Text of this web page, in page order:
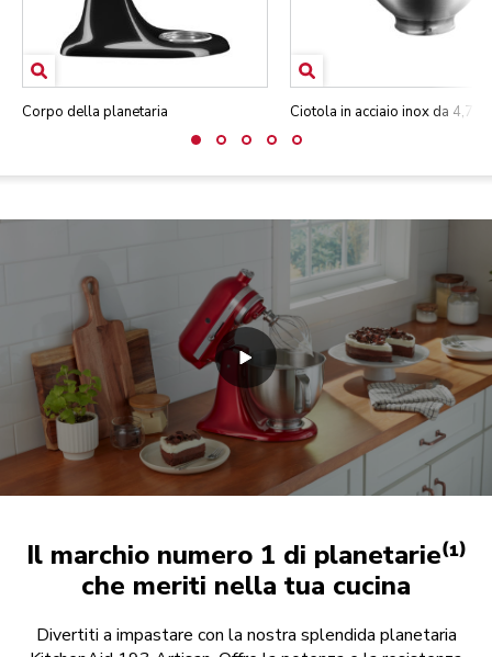
Corpo della planetaria Ciotola in acciaio inox da 4,7 L
Il marchio numero 1 di planetarie⁽¹⁾
che meriti nella tua cucina
Divertiti a impastare con la nostra splendida planetaria